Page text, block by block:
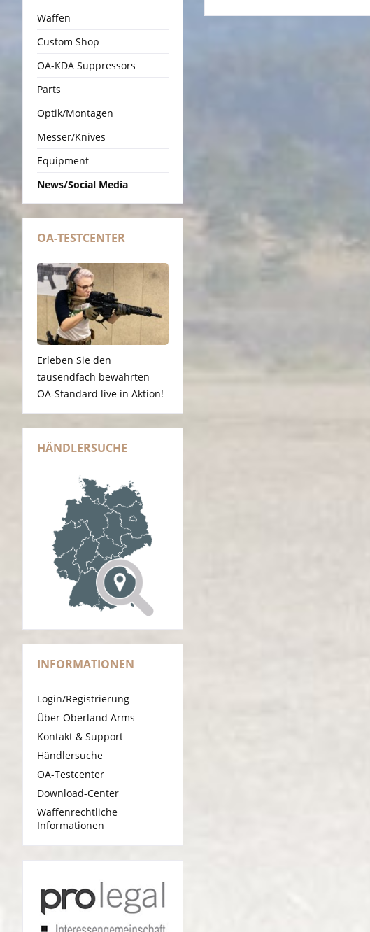
Waffen
Custom Shop
OA-KDA Suppressors
Parts
Optik/Montagen
Messer/Knives
Equipment
News/Social Media
OA-TESTCENTER
Erleben Sie den
tausendfach bewährten
OA-Standard live in Aktion!
HÄNDLERSUCHE
INFORMATIONEN
Login/Registrierung
Über Oberland Arms
Kontakt & Support
Händlersuche
OA-Testcenter
Download-Center
Waffenrechtliche
Informationen